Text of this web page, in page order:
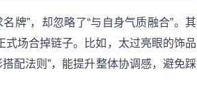
牌”，却忽略了“与自身气质融合”。其
场合掉链子。比如，太过亮眼的饰品
配法则”，能提升整体协调感，避免踩